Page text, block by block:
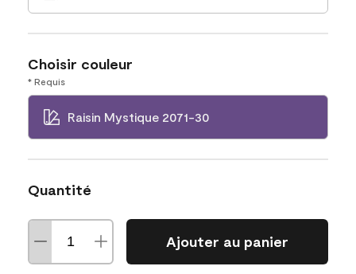
Choisir couleur
* Requis
Raisin Mystique 2071-30
Quantité
Ajouter au panier